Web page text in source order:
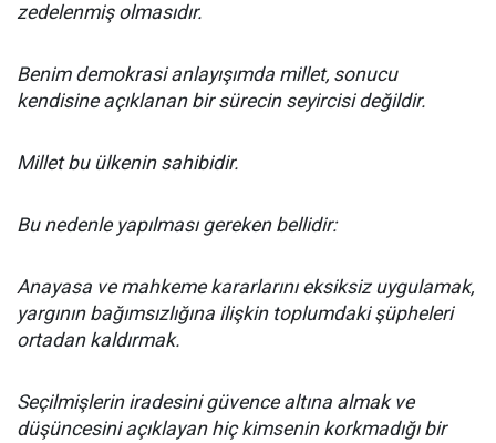
zedelenmiş olmasıdır.
Benim demokrasi anlayışımda millet, sonucu
kendisine açıklanan bir sürecin seyircisi değildir.
Millet bu ülkenin sahibidir.
Bu nedenle yapılması gereken bellidir:
Anayasa ve mahkeme kararlarını eksiksiz uygulamak,
yargının bağımsızlığına ilişkin toplumdaki şüpheleri
ortadan kaldırmak.
Seçilmişlerin iradesini güvence altına almak ve
düşüncesini açıklayan hiç kimsenin korkmadığı bir